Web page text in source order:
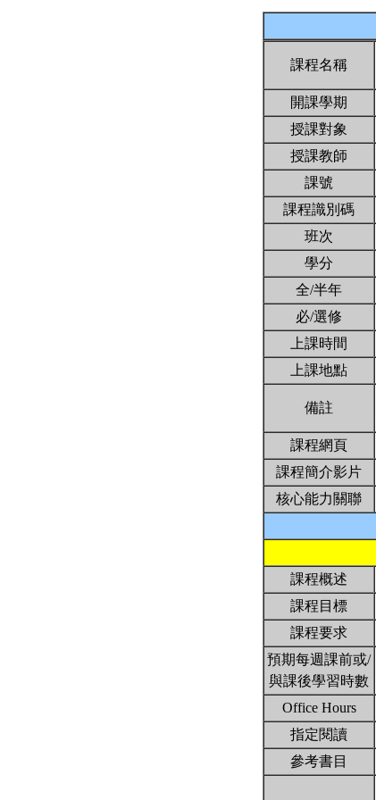
課程名稱
開課學期
授課對象
授課教師
課號
課程識別碼
班次
學分
全/半年
必/選修
上課時間
上課地點
備註
課程網頁
課程簡介影片
核心能力關聯
課程概述
課程目標
課程要求
預期每週課前或/
與課後學習時數
Office Hours
指定閱讀
參考書目